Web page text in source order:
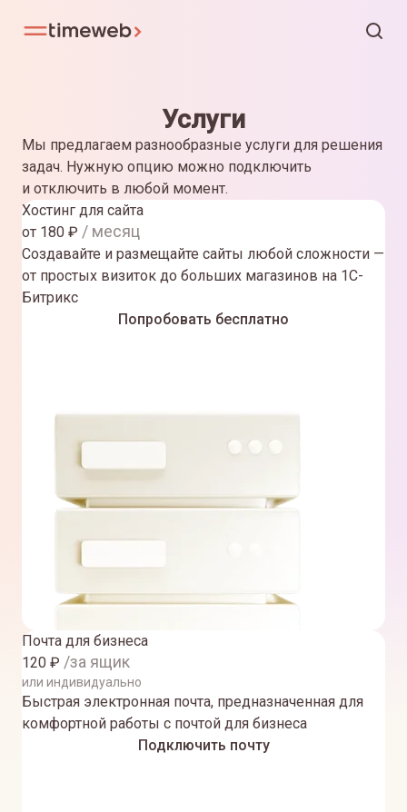
Услуги
Мы предлагаем разнообразные услуги для решения
задач. Нужную опцию можно подключить
и отключить в любой момент.
Хостинг для сайта
от 180 ₽ / месяц
Создавайте и размещайте сайты любой сложности —
от простых визиток до больших магазинов на 1С-
Битрикс
Попробовать бесплатно
Почта для бизнеса
120 ₽ /за ящик
или индивидуально
Быстрая электронная почта, предназначенная для
комфортной работы с почтой для бизнеса
Подключить почту